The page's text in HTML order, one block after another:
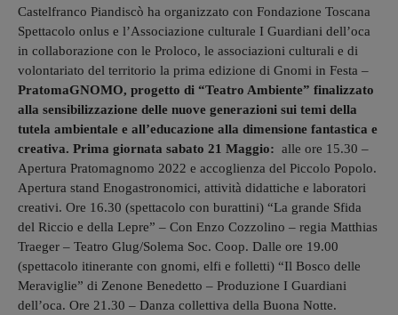
Castelfranco Piandiscò ha organizzato con Fondazione Toscana
Spettacolo onlus e l’Associazione culturale I Guardiani dell’oca
in collaborazione con le Proloco, le associazioni culturali e di
volontariato del territorio la prima edizione di Gnomi in Festa –
PratomaGNOMO, progetto di “Teatro Ambiente” finalizzato
alla sensibilizzazione delle nuove generazioni sui temi della
tutela ambientale e all’educazione alla dimensione fantastica e
creativa. Prima giornata sabato 21 Maggio: alle ore 15.30 –
Apertura Pratomagnomo 2022 e accoglienza del Piccolo Popolo.
Apertura stand Enogastronomici, attività didattiche e laboratori
creativi. Ore 16.30 (spettacolo con burattini) “La grande Sfida
del Riccio e della Lepre” – Con Enzo Cozzolino – regia Matthias
Traeger – Teatro Glug/Solema Soc. Coop. Dalle ore 19.00
(spettacolo itinerante con gnomi, elfi e folletti) “Il Bosco delle
Meraviglie” di Zenone Benedetto – Produzione I Guardiani
dell’oca. Ore 21.30 – Danza collettiva della Buona Notte.